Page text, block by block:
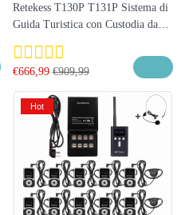
Retekess T130P T131P Sistema di
Guida Turistica con Custodia da
€666,99 €909,99
Hot